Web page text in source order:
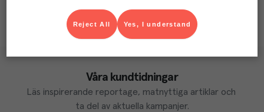
Våra kundtidningar
Läs inspirerande reportage, matnyttiga artiklar och
ta del av aktuella kampanjer.
Yes, I understand
Reject All